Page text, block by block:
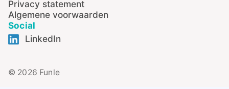
Privacy statement
Algemene voorwaarden
Social
LinkedIn
© 2026 Funle